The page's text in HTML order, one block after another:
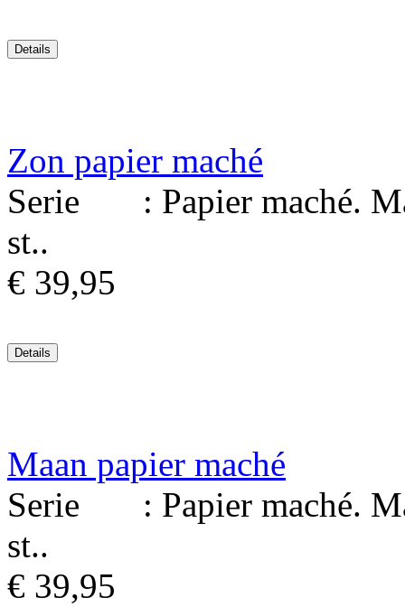
Zon papier maché
Serie : Papier maché.
st..
€ 39,95
Maan papier maché
Serie : Papier maché.
st..
€ 39,95